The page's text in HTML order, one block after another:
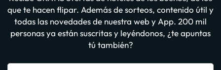
que te hacen flipar. Además de sorteos, contenido útil y
todas las novedades de nuestra web y App. 200 mil
personas ya están suscritas y leyéndonos, ¿te apuntas
tú también?